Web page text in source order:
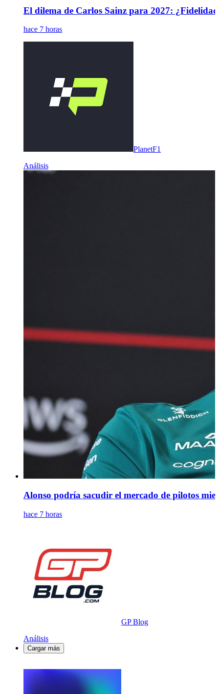
El dilema de Carlos Sainz para 2027:
hace 7 horas
PlanetF1
Análisis
Alonso podría sacudir el mercado de pilotos
hace 7 horas
GP Blog
Análisis
Cargar más